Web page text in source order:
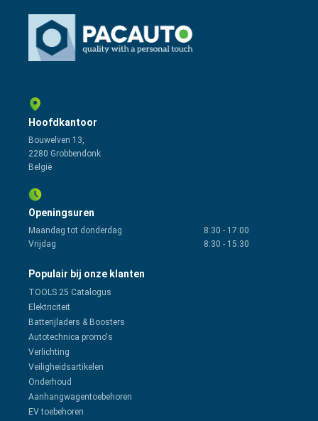
Hoofdkantoor
Bouwelven 13,
2280 Grobbendonk
België
Openingsuren
Maandag tot donderdag 8:30 - 17:00
Vrijdag
8:30 - 15:30
Populair bij onze klanten
TOOLS 25 Catalogus
Elektriciteit
Batterijladers & Boosters
Autotechnica promo's
Verlichting
Veiligheidsartikelen
Onderhoud
Aanhangwagentoebehoren
EV toebehoren